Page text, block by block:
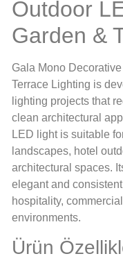
Outdoor
Garden &
Gala Mono
Terrace Lighting is
lighting projects that
clean architectural
LED light is suitable
landscapes, hotel
architectural spaces.
elegant and
hospitality,
environments.
Ürün